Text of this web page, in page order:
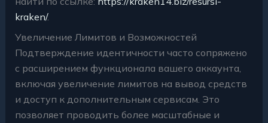
kraken/.
Увеличение Лимитов и Возможностей
Подтверждение идентичности часто сопряжено
с расширением функционала вашего аккаунта,
включая увеличение лимитов на вывод средств
и доступ к дополнительным сервисам. Это
позволяет проводить более масштабные и